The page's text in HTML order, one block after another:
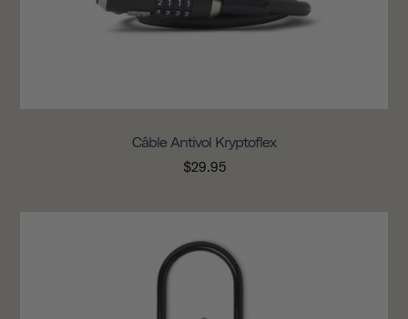
Câble Antivol Kryptoflex
$29.95